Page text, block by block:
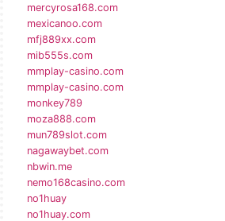
mercyrosa168.com
mexicanoo.com
mfj889xx.com
mib555s.com
mmplay-casino.com
mmplay-casino.com
monkey789
moza888.com
mun789slot.com
nagawaybet.com
nbwin.me
nemo168casino.com
no1huay
no1huay.com